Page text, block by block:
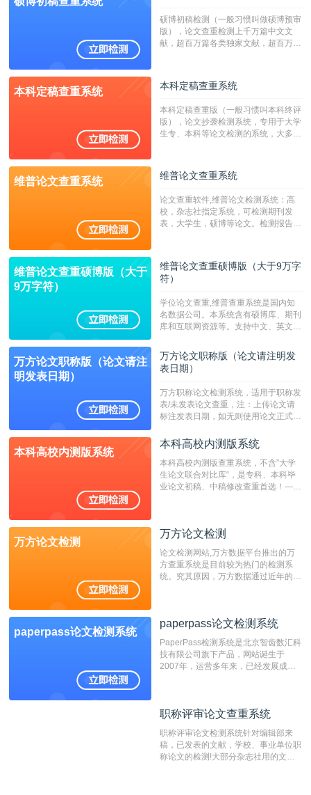
硕博初稿检测（一般习惯叫做硕博预审
版），论文查重检测上千万篇中文文
献，超百万篇各类独家文献，超百万港
校用来检测硕博论文的系统，检测范围
广，数据来源真实，检测算法合理!本
字符数30万）
本科定稿查重系统 本科定稿查重系统
本科定稿查重版（一般习惯叫本科终评
版），论文抄袭检测系统，专用于大学
生专、本科等论文检测的系统，大多数
维普论文查重系统 维普论文查重系统
论文查重软件,维普论文检测系统：高
校，杂志社指定系统，可检测期刊发
表，大学生，硕博等论文。检测报告支
维普论文查重硕博版（大于
9万字符）
维普论文查重硕博版（大于9万字
符）
学位论文查重,维普查重系统是国内知
名数据公司。本系统含有硕博库、期刊
库和互联网资源等。支持中文、英文、
定院校！！！
万方论文职称版（论文请注
明发表日期）
万方论文职称版（论文请注明发
表日期）
万方职称论文检测系统，适用于职称发
表/未发表论文查重，注：上传论文请
标注发表日期，如无则使用论文正式发
成时间作为发表日期。
本科高校内测版系统
本科高校内测版系统
本科高校内测版查重系统，不含”大学
生论文联合对比库“，是专科、本科毕
业论文初稿、中稿修改查重首选！——
万方论文检测
万方论文检测
论文检测网站,万方数据平台推出的万
方查重系统是目前较为热门的检测系
统。究其原因，万方数据通过近年的发
非。其次，相对于知网而言，万方检测
重的推荐系统。
paperpass论文检测系统
paperpass论文检测系统
PaperPass检测系统是北京智齿数汇科
技有限公司旗下产品，网站诞生于
2007年，运营多年来，已经发展成为
检测速度快、精度高，市场反映良好。
职称评审论文查重系统
职称评审论文检测系统针对编辑部来
稿，已发表的文献，学校、事业单位职
称论文的检测!大部分杂志社用的文献